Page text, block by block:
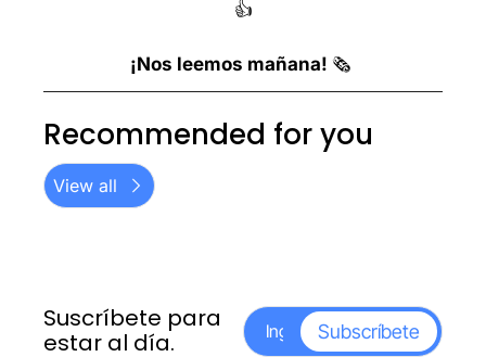
👍
¡Nos leemos mañana! 🗞️
Recommended for you
View all
Suscríbete para
estar al día.
Subscríbete